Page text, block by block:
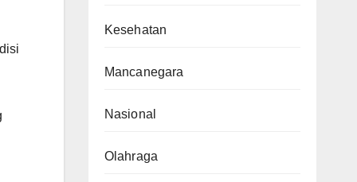
Kesehatan
Mancanegara
Nasional
Olahraga